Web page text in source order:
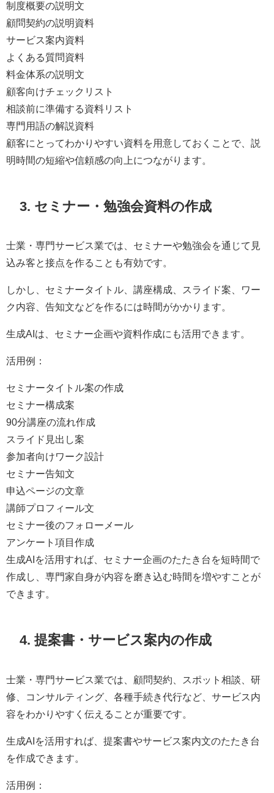
制度概要の説明文
顧問契約の説明資料
サービス案内資料
よくある質問資料
料金体系の説明文
顧客向けチェックリスト
相談前に準備する資料リスト
専門用語の解説資料
顧客にとってわかりやすい資料を用意しておくことで、説
明時間の短縮や信頼感の向上につながります。
3. セミナー・勉強会資料の作成
士業・専門サービス業では、セミナーや勉強会を通じて見
込み客と接点を作ることも有効です。
しかし、セミナータイトル、講座構成、スライド案、ワー
ク内容、告知文などを作るには時間がかかります。
生成AIは、セミナー企画や資料作成にも活用できます。
活用例：
セミナータイトル案の作成
セミナー構成案
90分講座の流れ作成
スライド見出し案
参加者向けワーク設計
セミナー告知文
申込ページの文章
講師プロフィール文
セミナー後のフォローメール
アンケート項目作成
生成AIを活用すれば、セミナー企画のたたき台を短時間で
作成し、専門家自身が内容を磨き込む時間を増やすことが
できます。
4. 提案書・サービス案内の作成
士業・専門サービス業では、顧問契約、スポット相談、研
修、コンサルティング、各種手続き代行など、サービス内
容をわかりやすく伝えることが重要です。
生成AIを活用すれば、提案書やサービス案内文のたたき台
を作成できます。
活用例：